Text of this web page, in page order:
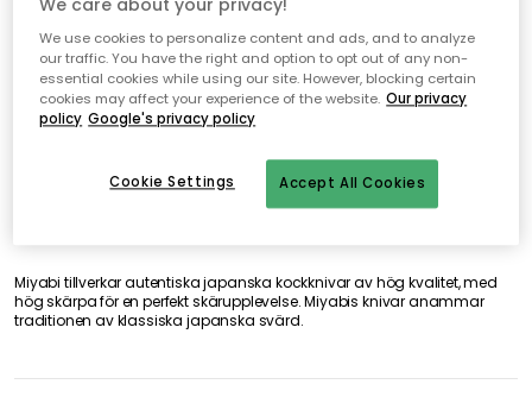
0 produkter Visa (48)
Inga produkter hittades
Miyabi tillverkar autentiska japanska kockknivar av hög kvalitet, med
hög skärpa för en perfekt skärupplevelse. Miyabis knivar anammar
traditionen av klassiska japanska svärd.
FÅ INSPIRATION &
ERBJUDANDEN FÖRST
We care about your privacy!
We use cookies to personalize content and ads, and to analyze
our traffic. You have the right and option to opt out of any non-
essential cookies while using our site. However, blocking certain
cookies may affect your experience of the website. Our privacy
policy Google's privacy policy
Accept All Cookies
Cookie Settings